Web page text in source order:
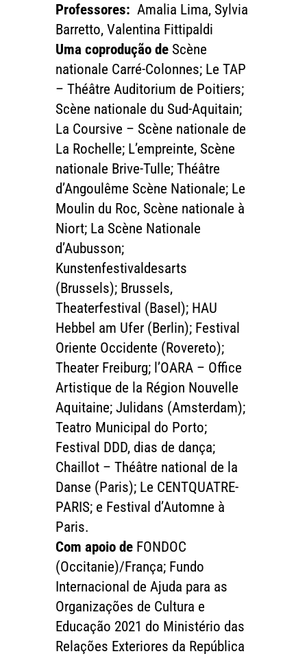
Professores: Amalia Lima, Sylvia
Barretto, Valentina Fittipaldi
Uma coprodução deScène
nationale Carré-Colonnes; Le TAP
– Théâtre Auditorium de Poitiers;
Scène nationale du Sud-Aquitain;
La Coursive – Scène nationale de
La Rochelle; L’empreinte, Scène
nationale Brive-Tulle; Théâtre
d’Angoulême Scène Nationale; Le
Moulin du Roc, Scène nationale à
Niort; La Scène Nationale
d’Aubusson;
Kunstenfestivaldesarts
(Brussels); Brussels,
Theaterfestival (Basel); HAU
Hebbel am Ufer (Berlin); Festival
Oriente Occidente (Rovereto);
Theater Freiburg; l’OARA – Office
Artistique de la Région Nouvelle
Aquitaine; Julidans (Amsterdam);
Teatro Municipal do Porto;
Festival DDD, dias de dança;
Chaillot – Théâtre national de la
Danse (Paris); Le CENTQUATRE-
PARIS; e Festival d’Automne à
Paris.
Com apoio de FONDOC
(Occitanie)/França; Fundo
Internacional de Ajuda para as
Organizações de Cultura e
Educação 2021 do Ministério das
Relações Exteriores da República